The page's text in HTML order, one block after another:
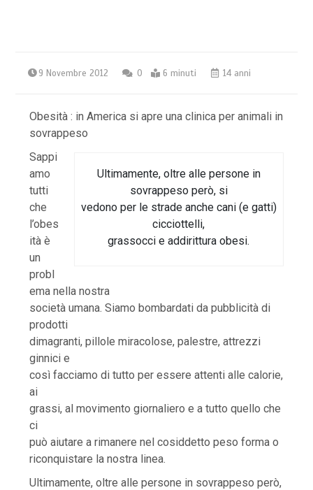
9 Novembre 2012 0 6 minuti 14 anni
Obesità : in America si apre una clinica per animali in
sovrappeso
Ultimamente, oltre alle persone in
sovrappeso però, si
vedono per le strade anche cani (e gatti)
cicciottelli,
grassocci e addirittura obesi.
Sappi
amo
tutti
che
l’obes
ità è
un
probl
ema nella nostra
società umana. Siamo bombardati da pubblicità di
prodotti
dimagranti, pillole miracolose, palestre, attrezzi
ginnici e
così facciamo di tutto per essere attenti alle calorie,
ai
grassi, al movimento giornaliero e a tutto quello che
ci
può aiutare a rimanere nel cosiddetto peso forma o
riconquistare la nostra linea.
Ultimamente, oltre alle persone in sovrappeso però,